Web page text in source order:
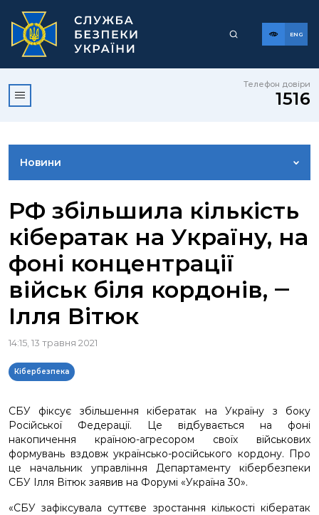
ENG
Телефон довіри
1516
Новини
ФОТОГАЛЕРЕЯ
ВІДЕОГАЛЕРЕЯ
КОНТАКТИ ПРЕСЦЕНТРУ
РФ збільшила кількість
кібератак на Україну, на
фоні концентрації
військ біля кордонів, ‒
Ілля Вітюк
14:15, 13 травня 2021
Кібербезпека
СБУ фіксує збільшення кібератак на Україну з боку
Російської Федерації. Це відбувається на фоні
накопичення країною-агресором своїх військових
формувань вздовж українсько-російського кордону. Про
це начальник управління Департаменту кібербезпеки
СБУ Ілля Вітюк заявив на Форумі «Україна 30».
«СБУ зафіксувала суттєве зростання кількості кібератак